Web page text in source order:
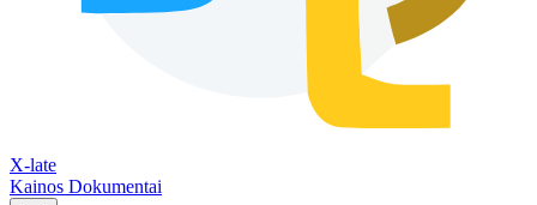
X-late
Kainos Dokumentai